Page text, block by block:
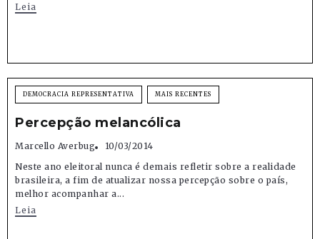
Leia
DEMOCRACIA REPRESENTATIVA MAIS RECENTES
Percepção melancólica
Marcello Averbug
10/03/2014
Neste ano eleitoral nunca é demais refletir sobre a realidade
brasileira, a fim de atualizar nossa percepção sobre o país,
melhor acompanhar a...
Leia